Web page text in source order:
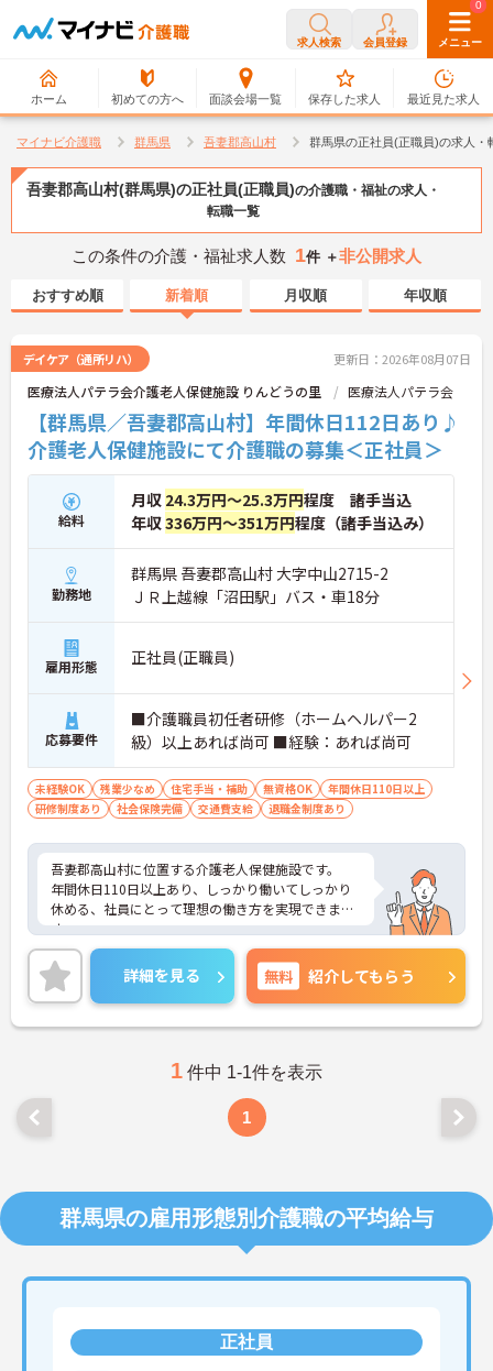
求人検索 会員登録 メニュー
ホーム 初めての方へ 面談会場一覧
0
保存した求人
0
最近見た求人
マイナビ介護職 群馬県 吾妻郡高山村 群馬県の正社員(正職員)の求人・
吾妻郡高山村(群馬県)の正社員(正職員)の介護職・福祉の求人・
転職一覧
この条件の介護・福祉求人数 1件 ＋非公開求人
おすすめ順 新着順 月収順 年収順
デイケア（通所リハ） 更新日：2026年08月07日
医療法人パテラ会介護老人保健施設 りんどうの里 医療法人パテラ会
【群馬県／吾妻郡高山村】年間休日112日あり♪
介護老人保健施設にて介護職の募集＜正社員＞
給料
月収 24.3万円～25.3万円程度 諸手当込
年収336万円～351万円程度（諸手当込み）
勤務地
群馬県 吾妻郡高山村 大字中山2715-2
ＪＲ上越線「沼田駅」バス・車18分
雇用形態 正社員(正職員)
応募要件
■介護職員初任者研修（ホームヘルパー2
級）以上あれば尚可 ■経験：あれば尚可
未経験OK 残業少なめ 住宅手当・補助 無資格OK
年間休日110日以上
研修制度あり
社会保険完備 交通費支給 退職金制度あり
吾妻郡高山村に位置する介護老人保健施設です。
年間休日110日以上あり、しっかり働いてしっかり
休める、社員にとって理想の働き方を実現できま
す。
実務経験はなくてもOK！現場で働きながら経験を積
んでいくことができます。
ご興味をお持ちの方はお気軽にお問い合わせくださ
い。
詳細を見る 無料 紹介してもらう
1 件中 1-1件を表示
1
群馬県の雇用形態別介護職の平均給与
正社員